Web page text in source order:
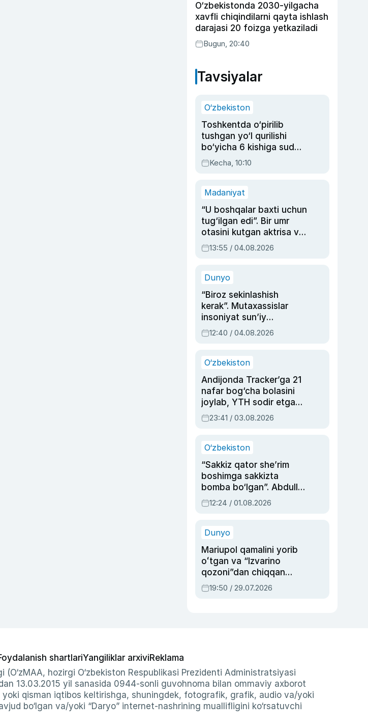
O‘zbekistonda 2030-yilgacha
xavfli chiqindilarni qayta ishlash
darajasi 20 foizga yetkaziladi
Bugun, 20:40
Tavsiyalar
O‘zbekiston
Toshkentda o‘pirilib
tushgan yo‘l qurilishi
bo‘yicha 6 kishiga sud
hukmi o‘qildi
Kecha, 10:10
Madaniyat
“U boshqalar baxti uchun
tug‘ilgan edi”. Bir umr
otasini kutgan aktrisa va
dublyaj ustasi Rimma
Ahmedovaning
13:55 / 04.08.2026
Dunyo
“Biroz sekinlashish
kerak”. Mutaxassislar
insoniyat sun’iy
intellektni boshqara
olmay qolishidan xavotir
12:40 / 04.08.2026
O‘zbekiston
Andijonda Tracker’ga 21
nafar bog‘cha bolasini
joylab, YTH sodir etgan
ayolga sud hukmi o‘qildi
23:41 / 03.08.2026
O‘zbekiston
“Sakkiz qator she’rim
boshimga sakkizta
bomba bo‘lgan”. Abdulla
Oripovni siyosiy
ayblovlardan asrab
12:24 / 01.08.2026
Dunyo
Mariupol qamalini yorib
oʻtgan va “Izvarino
qozoni”dan chiqqan
qahramon — Ukraina
armiyasi bosh
19:50 / 29.07.2026
shartlariYangiliklar arxiviReklama
hozirgi O‘zbekiston Respublikasi Prezidenti Administratsiyasi
13.03.2015 yil sanasida 0944-sonli guvohnoma bilan ommaviy axborot
qisman iqtibos keltirishga, shuningdek, fotografik, grafik, audio va/yoki
bo‘lgan va/yoki “Daryo” internet-nashrining muallifligini ko‘rsatuvchi